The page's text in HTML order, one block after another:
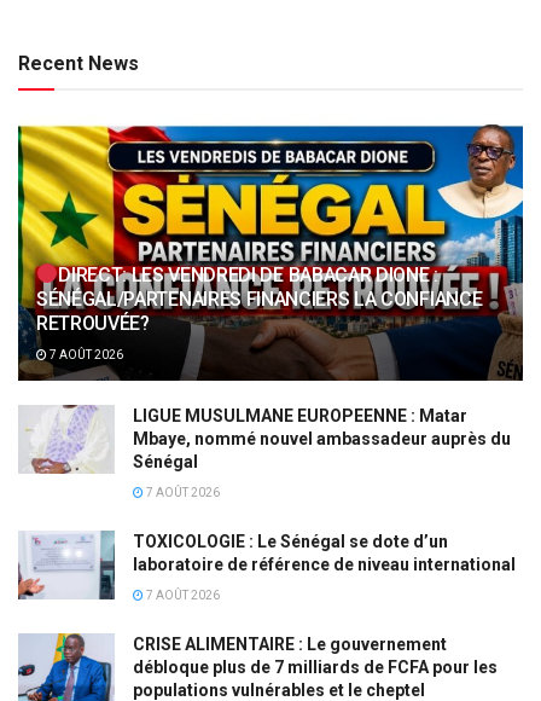
Recent News
DIRECT: LES VENDREDI DE BABACAR DIONE :
SÉNÉGAL/PARTENAIRES FINANCIERS LA CONFIANCE
RETROUVÉE?
7 AOÛT 2026
LIGUE MUSULMANE EUROPEENNE : Matar
Mbaye, nommé nouvel ambassadeur auprès du
Sénégal
7 AOÛT 2026
TOXICOLOGIE : Le Sénégal se dote d’un
laboratoire de référence de niveau international
7 AOÛT 2026
CRISE ALIMENTAIRE : Le gouvernement
débloque plus de 7 milliards de FCFA pour les
populations vulnérables et le cheptel